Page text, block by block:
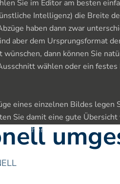
Sie im Editor am besten
Intelligenz) die Breite
haben dann zwar
aber dem Ursprungsformat
wünschen, dann können Sie
wählen oder ein
eines einzelnen Bildes legen
Sie damit eine gute
in welcher Anzahl von Ihnen